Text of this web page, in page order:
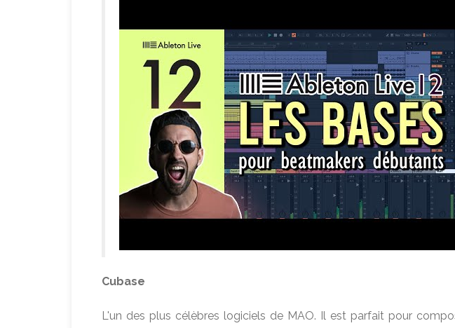
Cubase
L'un des plus célèbres logiciels de MAO. Il est parfait pour